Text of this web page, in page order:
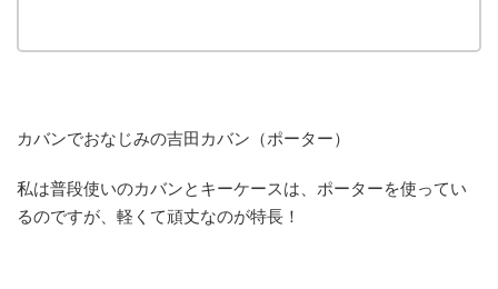
カバンでおなじみの吉田カバン（ポーター）
私は普段使いのカバンとキーケースは、ポーターを使ってい
るのですが、軽くて頑丈なのが特長！